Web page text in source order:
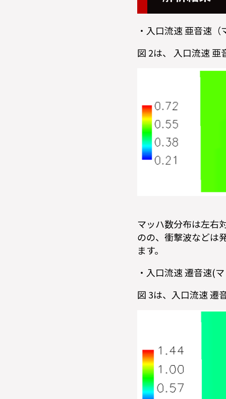
・入口流速 亜音速
図 2は、 入口流速
マッハ数分布は左右
のの、衝撃波などは
ます。
・入口流速 遷音速(
図 3は、入口流速 遷